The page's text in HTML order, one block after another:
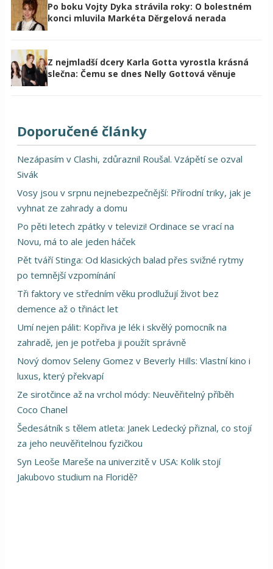
Po boku Vojty Dyka strávila roky: O bolestném
konci mluvila Markéta Děrgelová nerada
Z nejmladší dcery Karla Gotta vyrostla krásná
slečna: Čemu se dnes Nelly Gottová věnuje
Doporučené články
Nezápasím v Clashi, zdůraznil Roušal. Vzápětí se ozval
Sivák
Vosy jsou v srpnu nejnebezpečnější: Přírodní triky, jak je
vyhnat ze zahrady a domu
Po pěti letech zpátky v televizi! Ordinace se vrací na
Novu, má to ale jeden háček
Pět tváří Stinga: Od klasických balad přes svižné rytmy
po temnější vzpomínání
Tři faktory ve středním věku prodlužují život bez
demence až o třináct let
Umí nejen pálit: Kopřiva je lék i skvělý pomocník na
zahradě, jen je potřeba ji použít správně
Nový domov Seleny Gomez v Beverly Hills: Vlastní kino i
luxus, který překvapí
Ze sirotčince až na vrchol módy: Neuvěřitelný příběh
Coco Chanel
Šedesátník s tělem atleta: Janek Ledecký přiznal, co stojí
za jeho neuvěřitelnou fyzičkou
Syn Leoše Mareše na univerzitě v USA: Kolik stojí
Jakubovo studium na Floridě?